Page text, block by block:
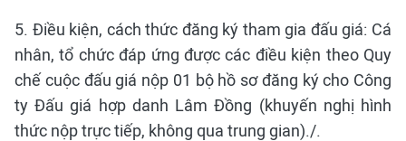
5. Điều kiện, cách thức đăng ký tham gia đấu giá: Cá
nhân, tổ chức đáp ứng được các điều kiện theo Quy
chế cuộc đấu giá nộp 01 bộ hồ sơ đăng ký cho Công
ty Đấu giá hợp danh Lâm Đồng (khuyến nghị hình
thức nộp trực tiếp, không qua trung gian)./.